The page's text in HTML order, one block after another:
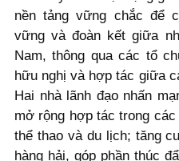
nền tảng vững chắc để
vững và đoàn kết giữa
Nam, thông qua các tổ
hữu nghị và hợp tác giữa
Hai nhà lãnh đạo nhấn
mở rộng hợp tác trong
thể thao và du lịch; tăng
hàng hải, góp phần thúc